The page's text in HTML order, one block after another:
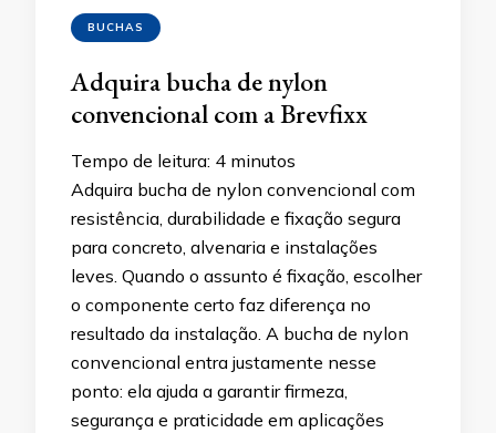
BUCHAS
Adquira bucha de nylon
convencional com a Brevfixx
Tempo de leitura: 4 minutos
Adquira bucha de nylon convencional com
resistência, durabilidade e fixação segura
para concreto, alvenaria e instalações
leves. Quando o assunto é fixação, escolher
o componente certo faz diferença no
resultado da instalação. A bucha de nylon
convencional entra justamente nesse
ponto: ela ajuda a garantir firmeza,
segurança e praticidade em aplicações